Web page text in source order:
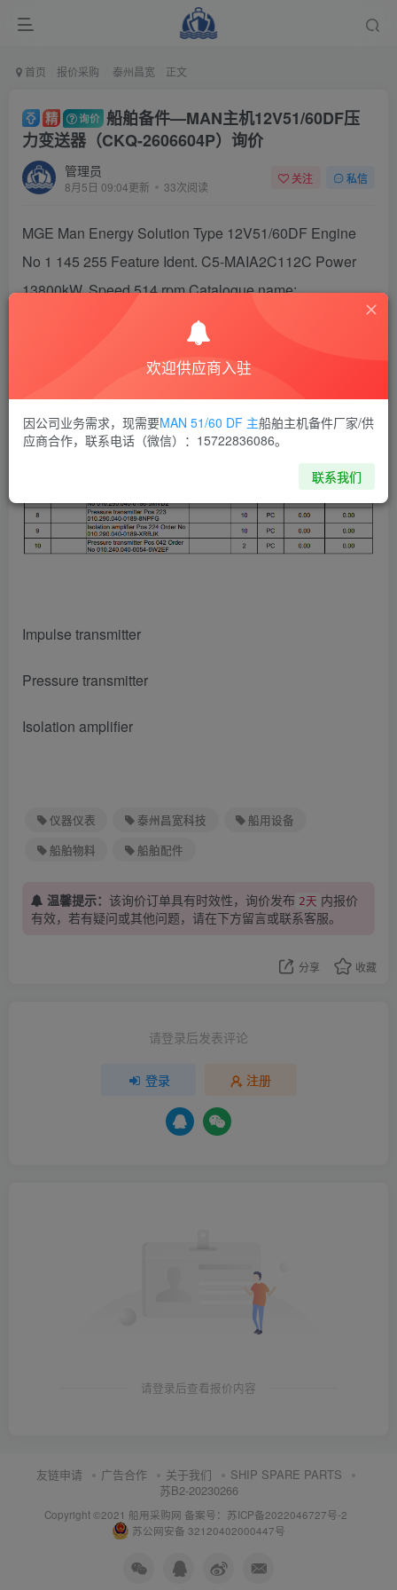
首页 报价采购 泰州昌宽 正文
精 询价 船舶备件—MAN主机12V51/60DF压
力变送器（CKQ-2606604P）询价
管理员
8月5日 09:04更新 33次阅读
关注 私信
MGE Man Energy Solution Type 12V51/60DF Engine
No 1 145 255 Feature Ident. C5-MAIA2C112C Power
13800kW, Speed 514 rpm Catalogue name:
SPC_1145254,1145255_EN
Impulse transmitter
Pressure transmitter
Isolation amplifier
仪器仪表 泰州昌宽科技
船用设备
船舶物料
船舶配件
温馨提示： 该询价订单具有时效性，询价发布 2天 内报价
有效，若有疑问或其他问题，请在下方留言或联系客服。
分享 收藏
请登录后发表评论
登录 注册
请登录后查看报价内容
友链申请 广告合作 关于我们
SHIP SPARE PARTS
苏B2-20230266
Copyright ©2021 船用采购网 备案号：苏ICP备2022046727号-2
苏公网安备 32120402000447号
欢迎供应商入驻
因公司业务需求，现需要MAN 51/60 DF 主船舶主机备件厂家/供
应商合作，联系电话（微信）：15722836086。
联系我们